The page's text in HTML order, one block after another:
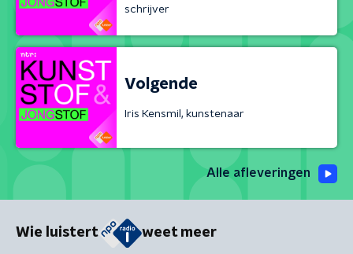
schrijver
Volgende
Iris Kensmil, kunstenaar
Alle afleveringen
Wie luistert weet meer